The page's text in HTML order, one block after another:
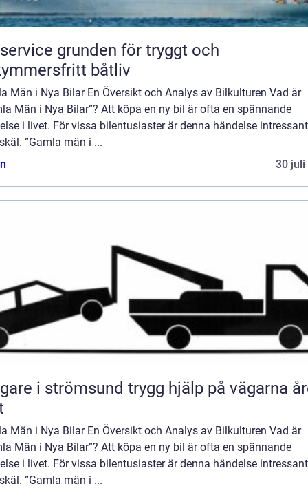
för tryggt och
båtliv
Män i Nya Bilar En Översikt och Analys av Bilkulturen Vad är
Män i Nya Bilar”? Att köpa en ny bil är ofta en spännande
i livet. För vissa bilentusiaster är denna händelse
”Gamla män i ...
30 juli
strömsund trygg hjälp på vägarna året
Män i Nya Bilar En Översikt och Analys av Bilkulturen Vad är
Män i Nya Bilar”? Att köpa en ny bil är ofta en spännande
i livet. För vissa bilentusiaster är denna händelse
”Gamla män i ...